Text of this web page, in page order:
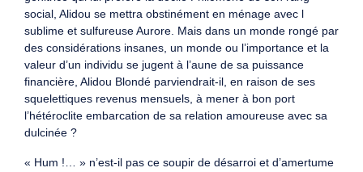
social, Alidou se mettra obstinément en ménage avec l
sublime et sulfureuse Aurore. Mais dans un monde rongé par
des considérations insanes, un monde ou l’importance et la
valeur d’un individu se jugent à l’aune de sa puissance
financière, Alidou Blondé parviendrait-il, en raison de ses
squelettiques revenus mensuels, à mener à bon port
l’hétéroclite embarcation de sa relation amoureuse avec sa
dulcinée ?
« Hum !… » n’est-il pas ce soupir de désarroi et d’amertume